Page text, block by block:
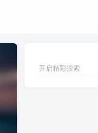
开启精彩搜索